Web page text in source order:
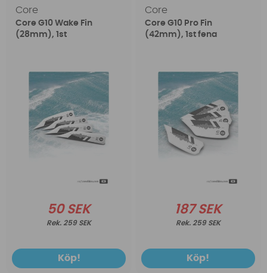
Core
Core G10 Wake Fin
(28mm), 1st
50 SEK
259 SEK
Köp!
Core
Core G10 Pro Fin
(42mm), 1st fena
187 SEK
259 SEK
Köp!